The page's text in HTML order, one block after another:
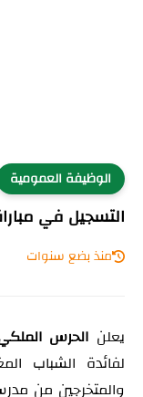
الوظيفة العمومية
التسجيل في
منذ بضع سنوات
يعلن الحرس
لفائدة الشباب
والمتخرجين من